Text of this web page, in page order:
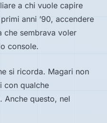
a chi vuole capire
anni ’90, accendere
che sembrava voler
console.
si ricorda. Magari non
con qualche
Anche questo, nel